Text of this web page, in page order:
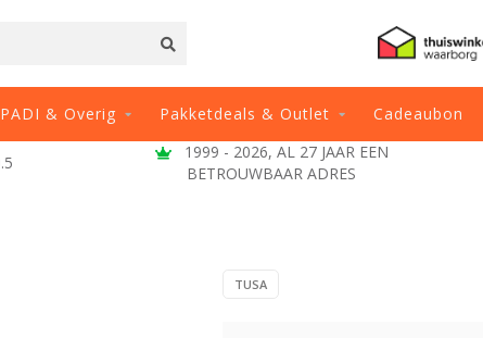
PADI & Overig Pakketdeals & Outlet Cadeaubon
1999 - 2026, AL 27 JAAR EEN
BETROUWBAAR ADRES
TUSA